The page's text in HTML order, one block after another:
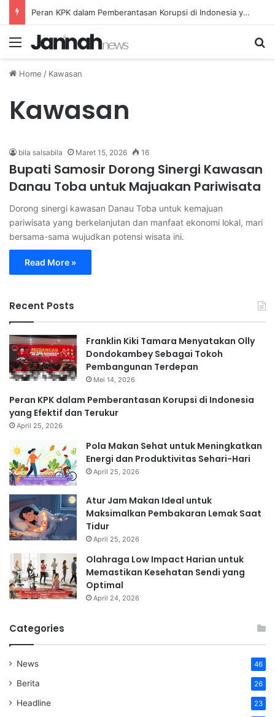
Peran KPK dalam Pemberantasan Korupsi di Indonesia yang Efektif dan Terukur
Menu
Home / Kawasan
Kawasan
bila salsabila Maret 15, 2026 16
Bupati Samosir Dorong Sinergi Kawasan
Danau Toba untuk Majuakan Pariwisata
Dorong sinergi kawasan Danau Toba untuk kemajuan
pariwisata yang berkelanjutan dan manfaat ekonomi lokal, mari
bersama-sama wujudkan potensi wisata ini.
Read More »
Recent Posts
Franklin Kiki Tamara Menyatakan Olly
Dondokambey Sebagai Tokoh
Pembangunan Terdepan
Mei 14, 2026
Peran KPK dalam Pemberantasan Korupsi di Indonesia
yang Efektif dan Terukur
April 25, 2026
Pola Makan Sehat untuk Meningkatkan
Energi dan Produktivitas Sehari-Hari
April 25, 2026
Atur Jam Makan Ideal untuk
Maksimalkan Pembakaran Lemak Saat
Tidur
April 25, 2026
Olahraga Low Impact Harian untuk
Memastikan Kesehatan Sendi yang
Optimal
April 24, 2026
Categories
News 46
Berita 26
Headline 23